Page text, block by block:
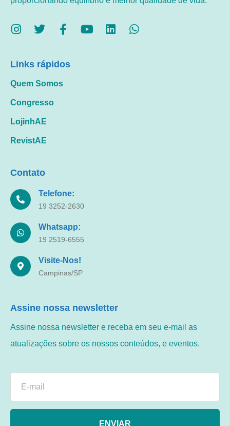
Links rápidos
Quem Somos
Congresso
LojinhAE
RevistAE
Contato
Telefone:
19 3252-2630
Whatsapp:
19 2519-6555
Visite-Nos!
Campinas/SP
Assine nossa newsletter
Assine nossa newsletter e receba em seu e-mail as
atualizações sobre os nossos conteúdos, e eventos.
ENVIAR